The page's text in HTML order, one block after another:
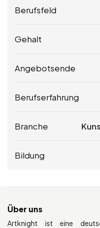
Berufsfeld
Gehalt
Angebotsende
Berufserfahrung
Branche
Bildung
Über uns
Artknight ist eine